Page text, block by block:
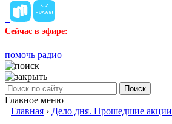
Сейчас в эфире:
помочь радио
Поиск
Главное меню
Главная › Дело дня. Прошедшие акции